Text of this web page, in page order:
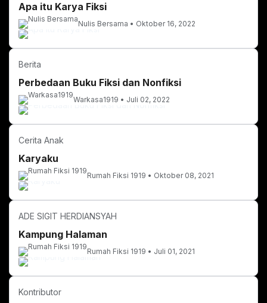
Apa itu Karya Fiksi
Nulis Bersama Oktober 16, 2022
Berita
Perbedaan Buku Fiksi dan Nonfiksi
Warkasa1919 Juli 02, 2022
Cerita Anak
Karyaku
Rumah Fiksi 1919 Oktober 08, 2021
ADE SIGIT HERDIANSYAH
Kampung Halaman
Rumah Fiksi 1919 Juli 01, 2021
Kontributor